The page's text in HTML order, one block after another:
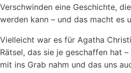
Verschwinden eine Geschichte,
werden kann – und das macht es
Vielleicht war es für Agatha
Rätsel, das sie je geschaffen hat
mit ins Grab nahm und das uns